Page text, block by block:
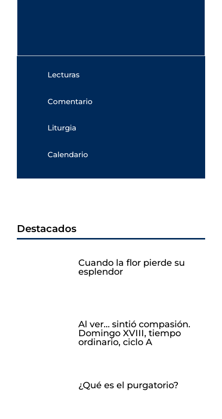
Lecturas
Comentario
Liturgia
Calendario
Destacados
Cuando la flor pierde su
esplendor
Al ver… sintió compasión.
Domingo XVIII, tiempo
ordinario, ciclo A
¿Qué es el purgatorio?